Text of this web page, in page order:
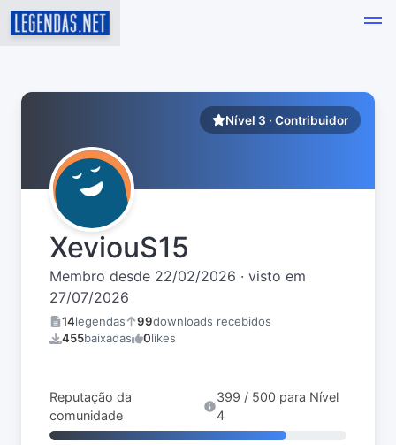
Nível 3 · Contribuidor
XeviouS15
Membro desde 22/02/2026 · visto em
27/07/2026
14legendas 99downloads recebidos
455baixadas 0likes
Reputação da
comunidade
399 / 500 para Nível
4